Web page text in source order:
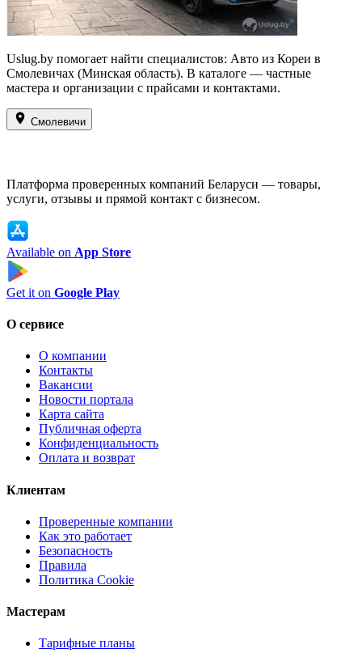
Uslug.by помогает найти специалистов: Авто из Кореи в
Смолевичах (Минская область). В каталоге — частные
мастера и организации с прайсами и контактами.
Смолевичи
Платформа проверенных компаний Беларуси — товары,
услуги, отзывы и прямой контакт с бизнесом.
Available on App Store
Get it on Google Play
О сервисе
О компании
Контакты
Вакансии
Новости портала
Карта сайта
Публичная оферта
Конфиденциальность
Оплата и возврат
Клиентам
Проверенные компании
Как это работает
Безопасность
Правила
Политика Cookie
Мастерам
Тарифные планы